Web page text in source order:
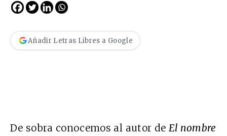
Añadir Letras Libres a Google
De sobra conocemos al autor de El nombre